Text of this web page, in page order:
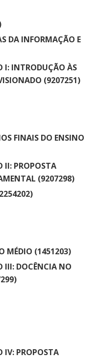
DA INFORMAÇÃO E
I: INTRODUÇÃO ÀS
(9207251)
FINAIS DO ENSINO
II: PROPOSTA
(9207298)
MÉDIO (1451203)
III: DOCÊNCIA NO
IV: PROPOSTA